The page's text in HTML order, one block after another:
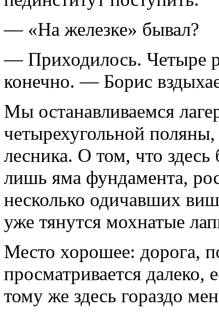
— «На железке» бывал?
— Приходилось. Четыре
конечно. — Борис
Мы останавливаемся
четырехугольной
лесника. О том, что
лишь яма фундамента,
несколько одичавших
уже тянутся мохнатые
Место хорошее: дорога,
просматривается
тому же здесь гораздо